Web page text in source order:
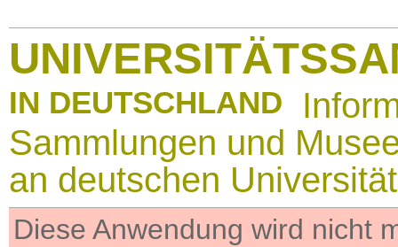
IN DEUTSCHLAND
Sammlungen und
an deutschen
Diese Anwendung wird nicht